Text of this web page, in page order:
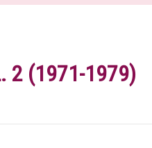
2 (1971-1979)